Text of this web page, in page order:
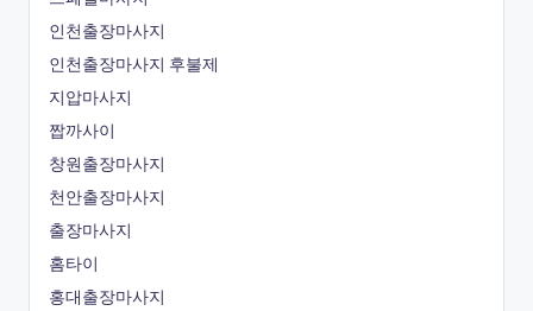
인천출장마사지
인천출장마사지 후불제
지압마사지
짭까사이
창원출장마사지
천안출장마사지
출장마사지
홈타이
홍대출장마사지